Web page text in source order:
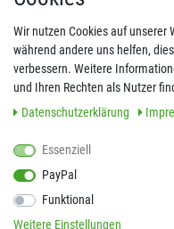
FOLGEN SIE UNS AUCH AUF
Wir nutzen Cookies auf unserer
während andere uns helfen,
verbessern. Weitere
und Ihren Rechten als Nutzer
Daten­schutz­erklärung
Essenziell
PayPal
Funktional
Weitere Einstellungen